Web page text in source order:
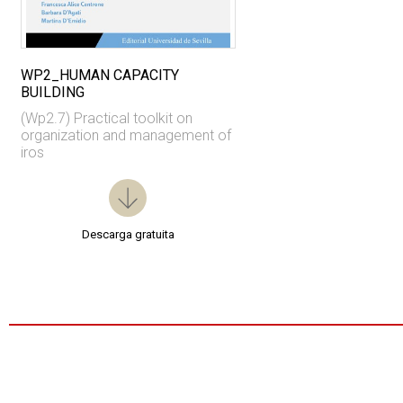
WP2_HUMAN CAPACITY
BUILDING
(Wp2.7) Practical toolkit on
organization and management of
iros
Descarga gratuita